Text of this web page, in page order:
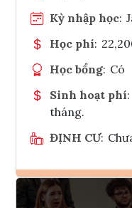
Kỳ nhập học:
Học phí:
Học bổng: Có
Sinh hoạt phí:
tháng.
ĐỊNH CƯ: